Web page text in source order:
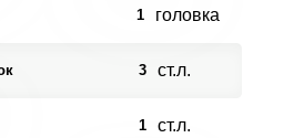
1 головка
3 ст.л.
1 ст.л.